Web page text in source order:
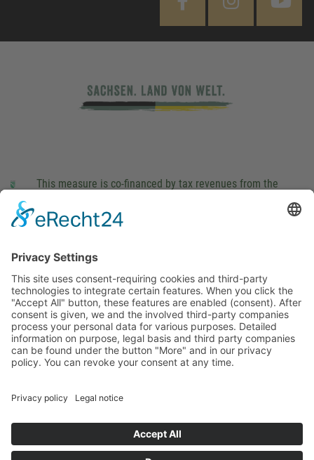
This measure is co-financed by tax revenues from the
Landtag (parliament).
This site uses consent-requiring cookies and third-party
technologies to integrate certain features. When you click the
"Accept All" button, these features are enabled (consent).
After consent is given, we and the involved third-party
companies process your personal data for various purposes.
companies can be found under the button "More" and in our
DENY ACCEPT MORE